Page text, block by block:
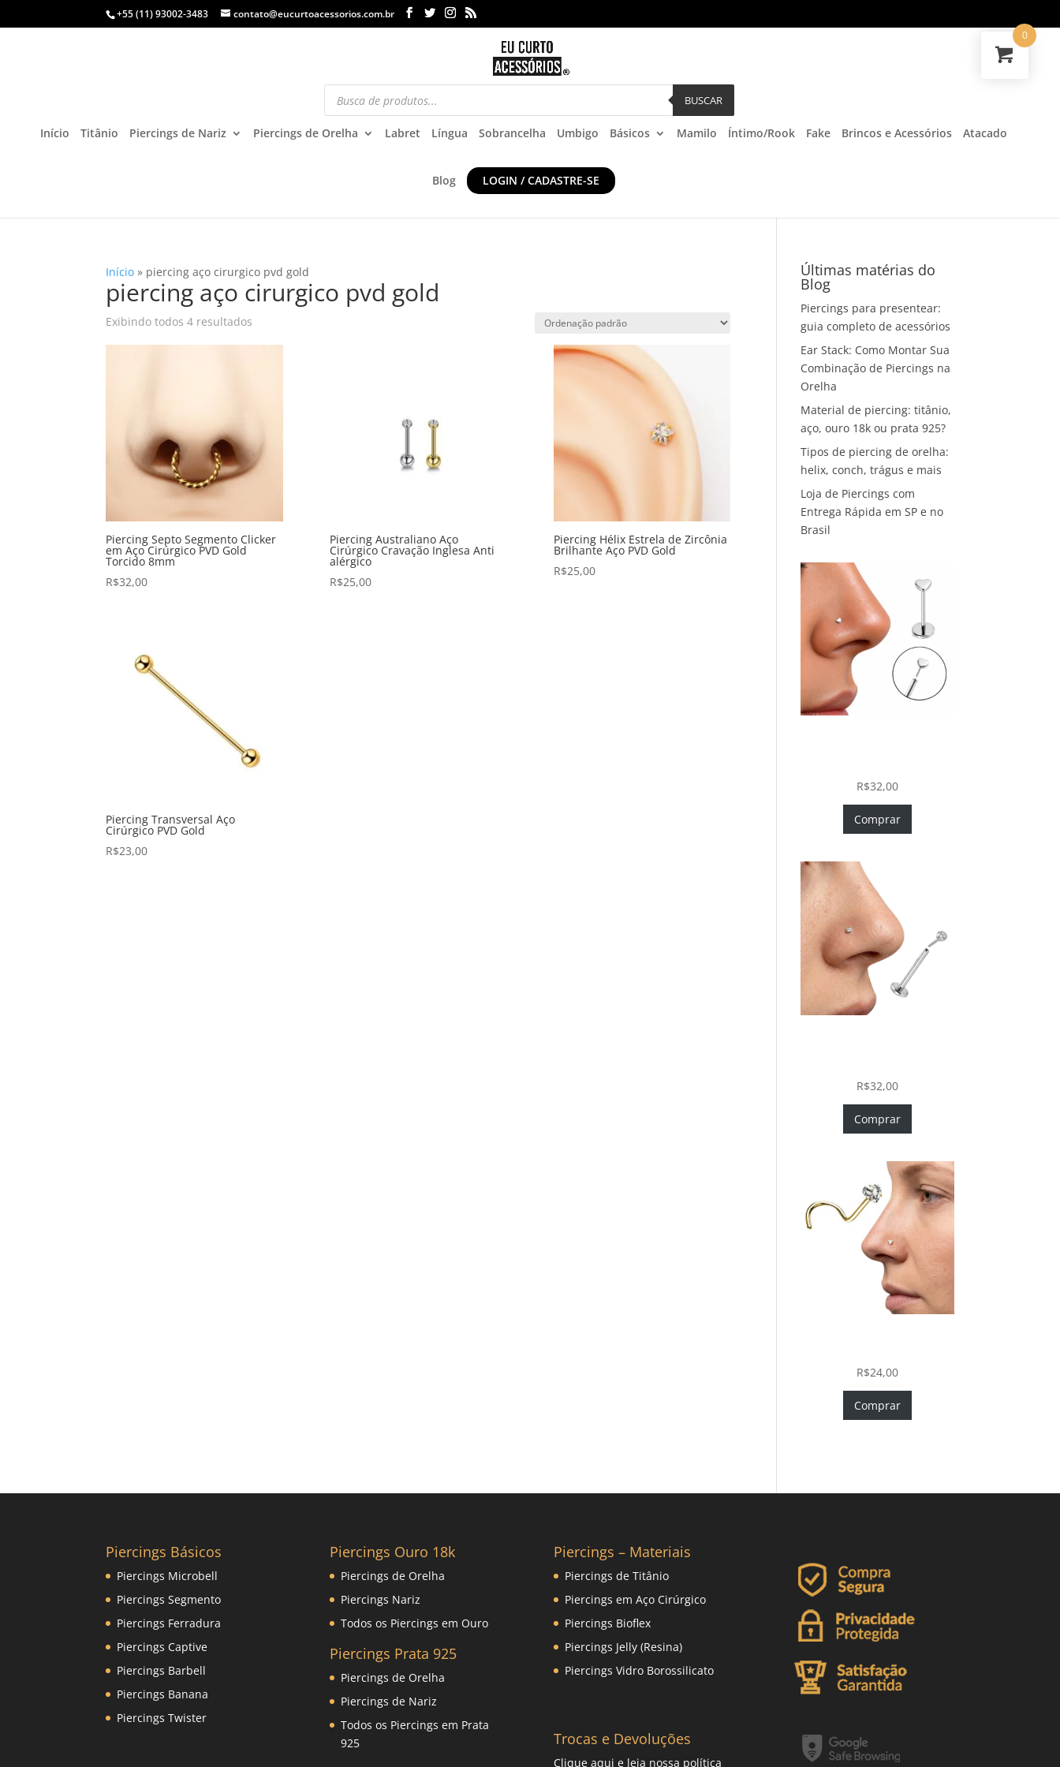
+55 (11) 93002-3483 contato@eucurtoacessorios.com.br
BUSCAR
Início Titânio Piercings de Nariz Piercings de Orelha Labret Língua Sobrancelha Umbigo Básicos Mamilo Íntimo/Rook Fake Brincos e Acessórios Atacado
Blog LOGIN / CADASTRE-SE
Início » piercing aço cirurgico pvd gold
piercing aço cirurgico pvd gold
Exibindo todos 4 resultados
Piercing Septo Segmento Clicker
em Aço Cirúrgico PVD Gold
Torcido 8mm
R$32,00
Piercing Australiano Aço
Cirúrgico Cravação Inglesa Anti
alérgico
R$25,00
Piercing Hélix Estrela de Zircônia
Brilhante Aço PVD Gold
R$25,00
Piercing Transversal Aço
Cirúrgico PVD Gold
R$23,00
Últimas matérias do
Blog
Piercings para presentear:
guia completo de acessórios
Ear Stack: Como Montar Sua
Combinação de Piercings na
Orelha
Material de piercing: titânio,
aço, ouro 18k ou prata 925?
Tipos de piercing de orelha:
helix, conch, trágus e mais
Loja de Piercings com
Entrega Rápida em SP e no
Brasil
R$32,00
Comprar
R$32,00
Comprar
R$24,00
Comprar
Piercings Básicos
Piercings Microbell
Piercings Segmento
Piercings Ferradura
Piercings Captive
Piercings Barbell
Piercings Banana
Piercings Twister
Piercings Ouro 18k
Piercings de Orelha
Piercings Nariz
Todos os Piercings em Ouro
Piercings Prata 925
Piercings de Orelha
Piercings de Nariz
Todos os Piercings em Prata
925
Piercings – Materiais
Piercings de Titânio
Piercings em Aço Cirúrgico
Piercings Bioflex
Piercings Jelly (Resina)
Piercings Vidro Borossilicato
Trocas e Devoluções
Clique aqui e leia nossa política
0